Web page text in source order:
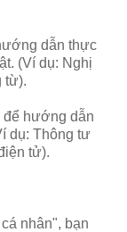
dẫn thực
(Ví dụ: Nghị
từ).
để hướng dẫn
dụ: Thông tư
tử).
nhân", bạn